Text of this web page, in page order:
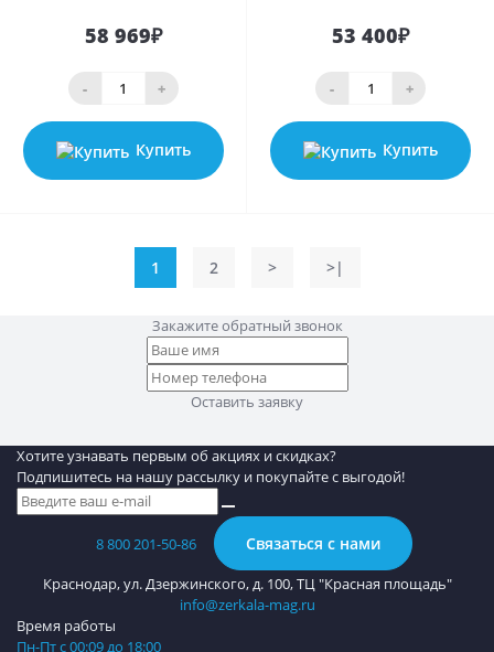
58 969₽
- +
Купить
53 400₽
- +
Купить
1 2 > >|
Закажите обратный звонок
Оставить заявку
Хотите узнавать первым об акциях и скидках?
Подпишитесь на нашу рассылку и покупайте с выгодой!
8 800 201-50-86 Связаться с нами
Краснодар, ул. Дзержинского, д. 100, ТЦ "Красная площадь"
info@zerkala-mag.ru
Время работы
Пн-Пт с 00:09 до 18:00